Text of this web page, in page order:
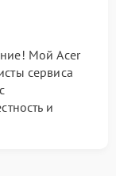
Мой Acer
сервиса
и